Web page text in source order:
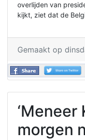
overlijden van
kijkt, ziet dat de
Gemaakt op
‘Meneer
morgen